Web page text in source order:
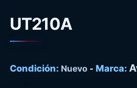
UT210A
Condición: Nuevo - Marca: